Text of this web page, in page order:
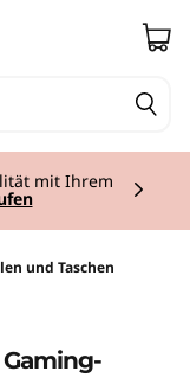
mit Ihrem
und Taschen